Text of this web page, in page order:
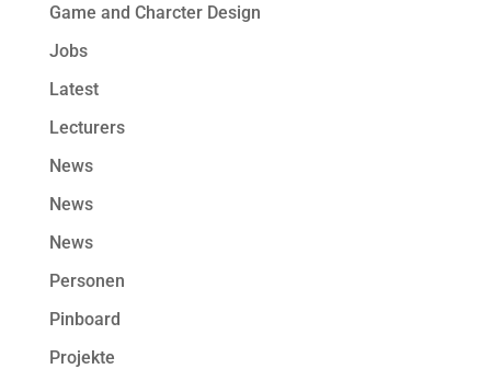
Game and Charcter Design
Jobs
Latest
Lecturers
News
News
News
Personen
Pinboard
Projekte